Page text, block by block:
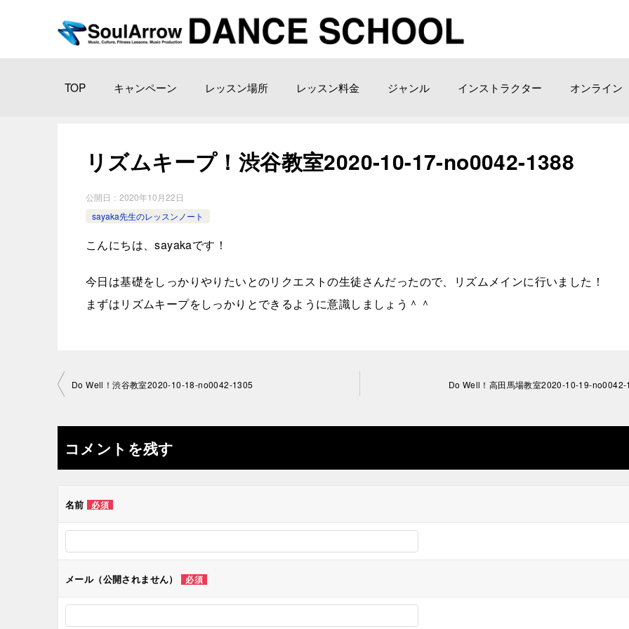
TOP キャンペーン レッスン場所 レッスン料金 ジャンル インストラクター オンライン
リズムキープ！渋谷教室2020-10-17-no0042-1388
公開日： 2020年10月22日
sayaka先生のレッスンノート
こんにちは、sayakaです！
今日は基礎をしっかりやりたいとのリクエストの生徒さんだったので、リズムメインに行いました！
まずはリズムキープをしっかりとできるように意識しましょう＾＾
投
ナ
ビ
ゲ
ー
ン
Do Well！渋谷教室2020-10-18-no0042-1305 Do Well！高田馬場教室2020-10-19-
コメントを残す
名前 必須
メール（公開されません） 必須